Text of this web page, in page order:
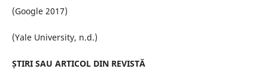
(Google 2017)
(Yale University, n.d.)
ȘTIRI SAU ARTICOL DIN REVISTĂ